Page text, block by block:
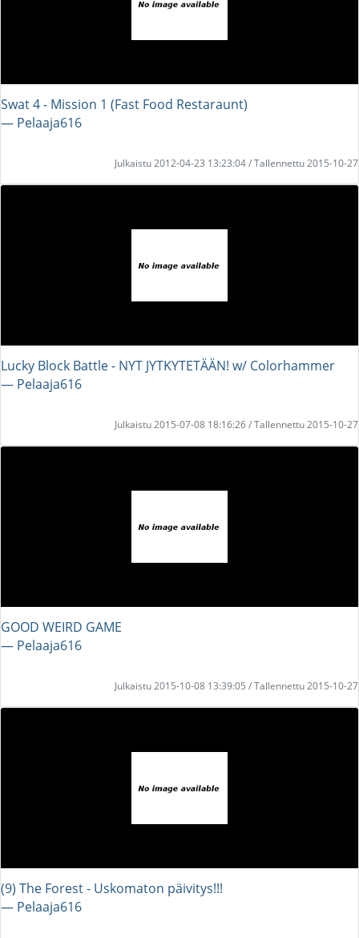
Swat 4 - Mission 1 (Fast Food Restaraunt)
― Pelaaja616
Julkaistu 2012-04-23 13:23:04 / Tallennettu 2015-10-27
Lucky Block Battle - NYT JYTKYTETÄÄN! w/ Colorhammer
― Pelaaja616
Julkaistu 2015-07-08 18:16:26 / Tallennettu 2015-10-27
GOOD WEIRD GAME
― Pelaaja616
Julkaistu 2015-10-08 13:39:05 / Tallennettu 2015-10-27
(9) The Forest - Uskomaton päivitys!!!
― Pelaaja616